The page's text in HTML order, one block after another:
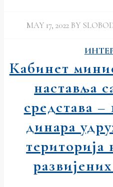
MAY 17, 2022 BY
Кабинет
наставља
средстава
динара